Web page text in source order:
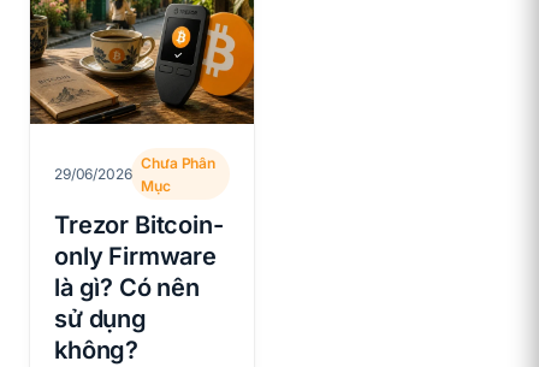
29/06/2026
Chưa Phân
Mục
Trezor Bitcoin-
only Firmware
là gì? Có nên
sử dụng
không?